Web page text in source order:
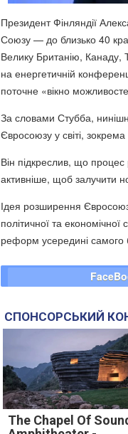
Президент Фінляндії
Союзу — до близько 40
Велику Британію, Канаду,
на енергетичній
поточне «вікно
За словами Стубба,
Євросоюзу у світі,
Він підкреслив, що
активніше, щоб залучити
Ідея розширення
політичної та
реформ усередині самого
СПОНСОРСЬКИЙ
The Chapel Of